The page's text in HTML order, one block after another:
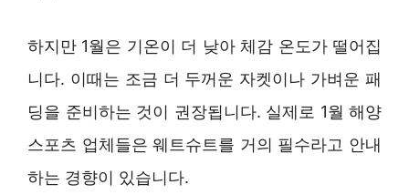
하지만 1월은 기온이 더 낮아 체감 온도가 떨어집
니다. 이때는 조금 더 두꺼운 자켓이나 가벼운 패
딩을 준비하는 것이 권장됩니다. 실제로 1월 해양
스포츠 업체들은 웨트슈트를 거의 필수라고 안내
하는 경향이 있습니다.